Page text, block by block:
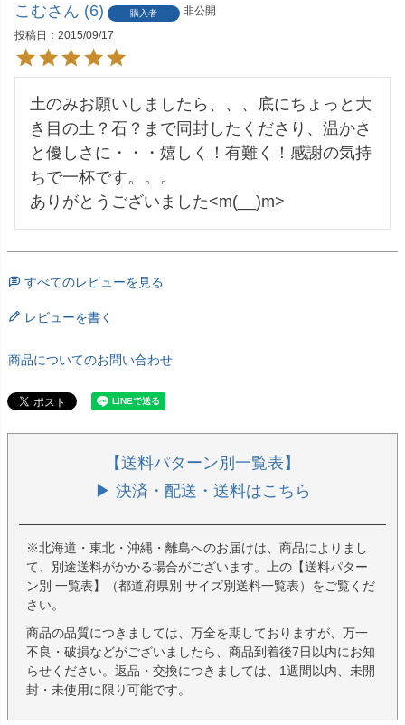
こむ 6 購入者
非公開
投稿日
2015/09/17
土のみお願いしましたら、、、底にちょっと大
き目の土？石？まで同封したくださり、温かさ
と優しさに・・・嬉しく！有難く！感謝の気持
ちで一杯です。。。
ありがとうございました<m(__)m>
すべてのレビューを見る
レビューを書く
商品についてのお問い合わせ
【送料パターン別一覧表】
▶ 決済・配送・送料はこちら
※北海道・東北・沖縄・離島へのお届けは、商品によりまし
て、別途送料がかかる場合がございます。上の【送料パター
ン別 一覧表】（都道府県別 サイズ別送料一覧表）をご覧くだ
さい。
商品の品質につきましては、万全を期しておりますが、万一
不良・破損などがございましたら、商品到着後7日以内にお知
らせください。返品・交換につきましては、1週間以内、未開
封・未使用に限り可能です。